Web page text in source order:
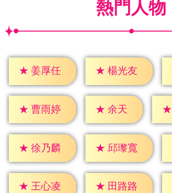
熱門人物
★ 姜厚任 ★ 楊光友
★ 曹雨婷 ★ 余天 ★
★ 徐乃麟 ★ 邱瓈寬
★ 王心凌 ★ 田路路